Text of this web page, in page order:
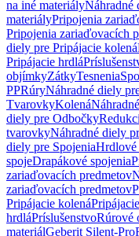
na iné materiályNáhradné
materiályPripojenia
Pripojenia zariaďovacích
diely pre Pripájacie kolená
Pripájacie hrdlá
objímkyZátkyTesnenia
PPRúryNáhradné diely
TvarovkyKolená
diely pre Odbočky
tvarovkyNáhradné diely
diely pre SpojeniaHrdlové
spojeDrapákové spojenia
zariaďovacích predmetov
zariaďovacích predmetov
Pripájacie kolená
hrdláPríslušenstvoRúrové
materiálGeberit Silent-Pro